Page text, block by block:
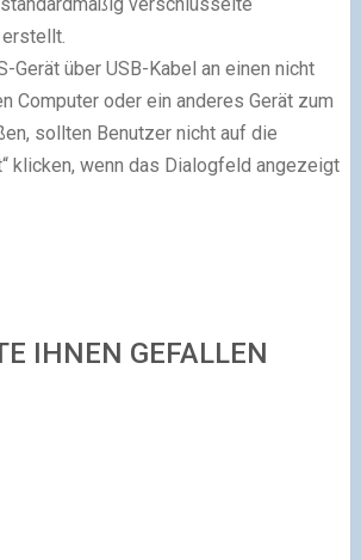
Gerät über USB-Kabel an einen nicht
Computer oder ein anderes Gerät zum
sollten Benutzer nicht auf die
klicken, wenn das Dialogfeld angezeigt
IHNEN GEFALLEN